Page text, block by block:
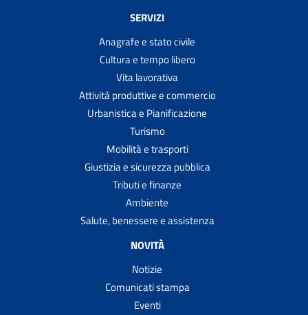
SERVIZI
Anagrafe e stato civile
Cultura e tempo libero
Vita lavorativa
Attività produttive e commercio
Urbanistica e Pianificazione
Turismo
Mobilità e trasporti
Giustizia e sicurezza pubblica
Tributi e finanze
Ambiente
Salute, benessere e assistenza
NOVITÀ
Notizie
Comunicati stampa
Eventi